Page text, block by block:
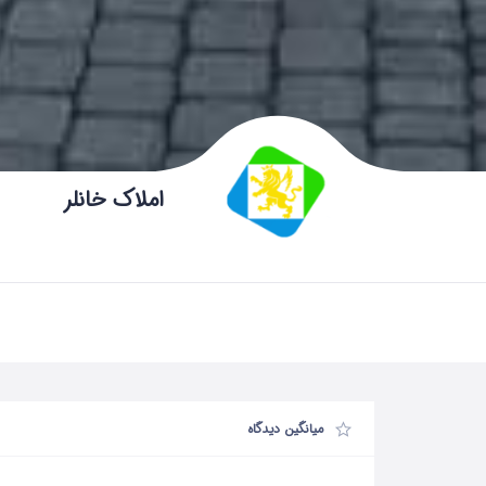
املاک خانلر
میانگین دیدگاه